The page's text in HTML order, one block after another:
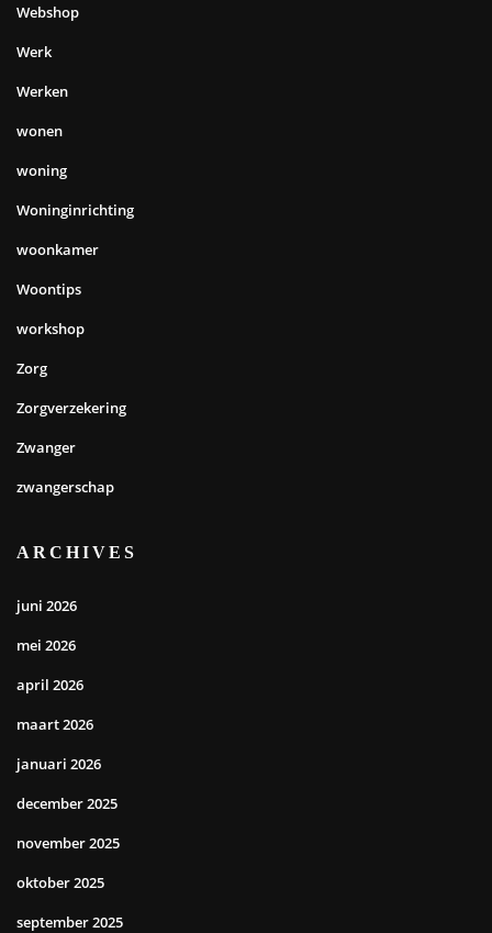
Webshop
Werk
Werken
wonen
woning
Woninginrichting
woonkamer
Woontips
workshop
Zorg
Zorgverzekering
Zwanger
zwangerschap
ARCHIVES
juni 2026
mei 2026
april 2026
maart 2026
januari 2026
december 2025
november 2025
oktober 2025
september 2025